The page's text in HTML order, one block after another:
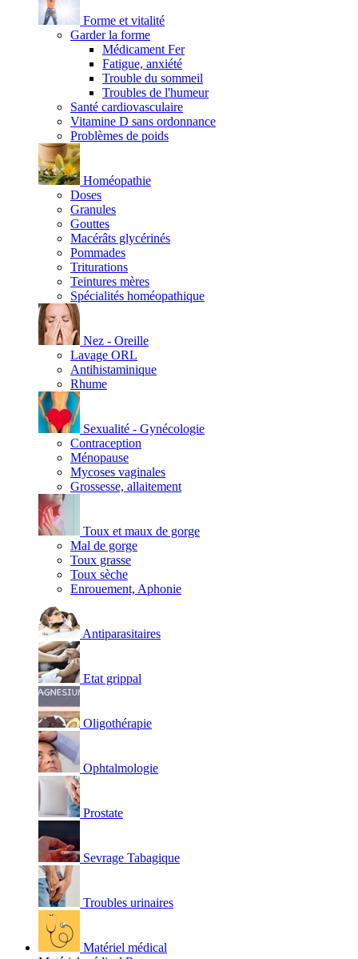
Forme et vitalité
Garder la forme
Médicament Fer
Fatigue, anxiété
Trouble du sommeil
Troubles de l'humeur
Santé cardiovasculaire
Vitamine D sans ordonnance
Problèmes de poids
Homéopathie
Doses
Granules
Gouttes
Macérâts glycérinés
Pommades
Triturations
Teintures mères
Spécialités homéopathique
Nez - Oreille
Lavage ORL
Antihistaminique
Rhume
Sexualité - Gynécologie
Contraception
Ménopause
Mycoses vaginales
Grossesse, allaitement
Toux et maux de gorge
Mal de gorge
Toux grasse
Toux sèche
Enrouement, Aphonie
Antiparasitaires
Etat grippal
Oligothérapie
Ophtalmologie
Prostate
Sevrage Tabagique
Troubles urinaires
Matériel médical